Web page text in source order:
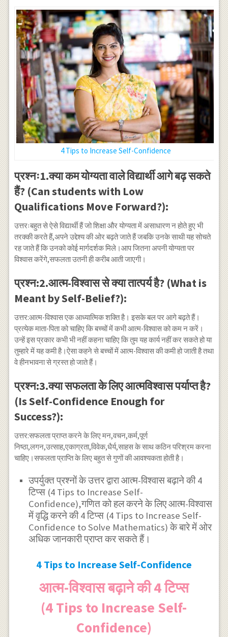
4 Tips to Increase Self-Confidence
प्रश्नः1.क्या कम योग्यता वाले विद्यार्थी आगे बढ़ सकते
हैं? (Can students with Low
Qualifications Move Forward?):
उत्तरःबहुत से ऐसे विद्यार्थी हैं जो शिक्षा और योग्यता में असाधारण न होते हुए भी
तरक्की करते हैं,अपने उद्देश्य की ओर बढ़ते जाते हैं जबकि उनके साथी यह सोचते
रह जाते हैं कि उनको कोई मार्गदर्शक मिले।आप जितना अपनी योग्यता पर
विश्वास करेंगे,सफलता उतनी ही करीब आती जाएगी।
प्रश्न:2.आत्म-विश्वास से क्या तात्पर्य है? (What is
Meant by Self-Belief?):
उत्तर:आत्म-विश्वास एक आध्यात्मिक शक्ति है। इसके बल पर आगे बढ़ते हैं।
प्रत्येक माता-पिता को चाहिए कि बच्चों में कभी आत्म-विश्वास को कम न करें।
उन्हें इस प्रकार कभी भी नहीं कहना चाहिए कि तुम यह कार्य नहीं कर सकते हो या
तुम्हारे में यह कमी है।ऐसा कहने से बच्चों में आत्म-विश्वास की कमी हो जाती है तथा
वे हीनभावना से ग्रस्त हो जाते हैं।
प्रश्न:3.क्या सफलता के लिए आत्मविश्वास पर्याप्त है?
(Is Self-Confidence Enough for
Success?):
उत्तर:सफलता प्राप्त करने के लिए मन,वचन,कर्म,पूर्ण
निष्ठा,लगन,उत्साह,एकाग्रता,विवेक,धैर्य,साहस के साथ कठिन परिश्रम करना
चाहिए।सफलता प्राप्ति के लिए बहुत से गुणों की आवश्यकता होती है।
उपर्युक्त प्रश्नों के उत्तर द्वारा आत्म-विश्वास बढ़ाने की 4
टिप्स (4 Tips to Increase Self-
Confidence),गणित को हल करने के लिए आत्म-विश्वास
में वृद्धि करने की 4 टिप्स (4 Tips to Increase Self-
Confidence to Solve Mathematics) के बारे में ओर
अधिक जानकारी प्राप्त कर सकते हैं।
4 Tips to Increase Self-Confidence
आत्म-विश्वास बढ़ाने की 4 टिप्स
(4 Tips to Increase Self-
Confidence)